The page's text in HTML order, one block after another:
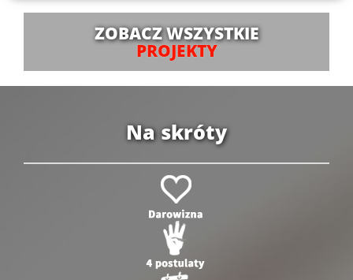
ZOBACZ WSZYSTKIE
PROJEKTY
Na skróty